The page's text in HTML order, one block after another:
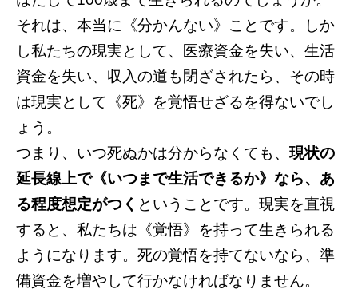
それは、本当に《分かんない》ことです。しか
し私たちの現実として、医療資金を失い、生活
資金を失い、収入の道も閉ざされたら、その時
は現実として《死》を覚悟せざるを得ないでし
ょう。
つまり、いつ死ぬかは分からなくても、 現状の
延長線上で《いつまで生活できるか》なら、あ
る程度想定がつく ということです。現実を直視
すると、私たちは《覚悟》を持って生きられる
ようになります。死の覚悟を持てないなら、準
備資金を増やして行かなければなりません。